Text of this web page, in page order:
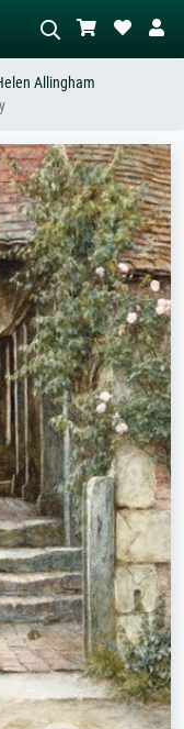
la scène – ex. prairie verte,
avec beaucoup de rouge,
nu debout près d'un
arbre.
Allingham